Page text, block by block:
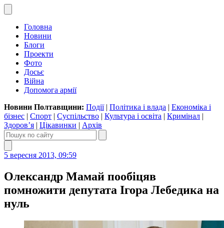
Головна
Новини
Блоги
Проекти
Фото
Досьє
Війна
Допомога армії
Новини Полтавщини: Події| Політика і влада | Економіка і
бізнес | Спорт | Суспільство | Культура і освіта | Кримінал |
Здоров’я | Цікавинки | Архів
5 вересня 2013, 09:59
Олександр Мамай пообіцяв
помножити депутата Ігора Лебедика на
нуль